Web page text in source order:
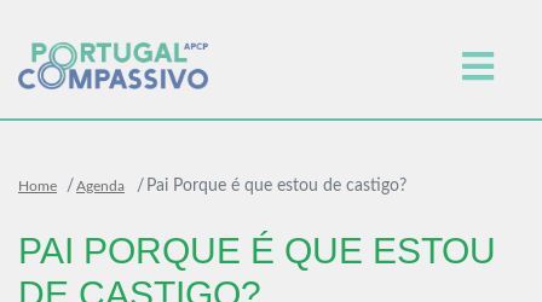
Home Agenda Pai Porque é que estou de castigo?
PAI PORQUE É QUE ESTOU